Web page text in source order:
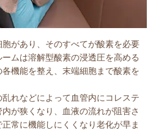
があり、そのすべてが酸素を必要
ムは溶解型酸素の浸透圧を高める
機能を整え、末端細胞まで酸素を
れなどによって血管内にコレステ
が狭くなり、血液の流れが阻害さ
常に機能しにくくなり老化が早ま